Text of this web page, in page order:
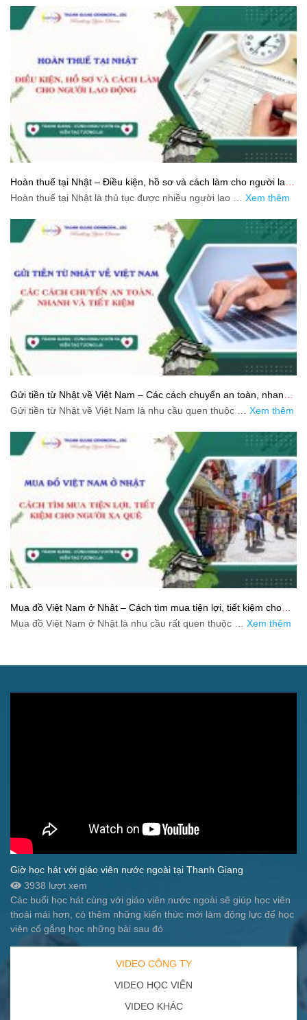
Hoàn thuế tại Nhật – Điều kiện, hồ sơ và cách làm cho người lao
động
Hoàn thuế tại Nhật là thủ tục được nhiều người lao … Xem thêm
Gửi tiền từ Nhật về Việt Nam – Các cách chuyển an toàn, nhanh
và tiết kiệm
Gửi tiền từ Nhật về Việt Nam là nhu cầu quen thuộc … Xem thêm
Mua đồ Việt Nam ở Nhật – Cách tìm mua tiện lợi, tiết kiệm cho
người xa quê
Mua đồ Việt Nam ở Nhật là nhu cầu rất quen thuộc … Xem thêm
Giờ học hát với giáo viên nước ngoài tại Thanh Giang
3938 lượt xem
Các buổi học hát cùng với giáo viên nước ngoài sẽ giúp học viên
thoải mái hơn, có thêm những kiến thức mới làm động lực để học
viên cố gắng học những bài sau đó
VIDEO CÔNG TY
VIDEO HỌC VIÊN
VIDEO KHÁC